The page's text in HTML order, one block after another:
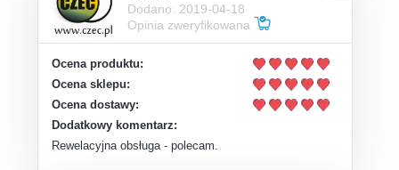
Dodano: 2019-04-18
Opinia zweryfikowana
Ocena produktu:
Ocena sklepu:
Ocena dostawy:
Dodatkowy komentarz:
Rewelacyjna obsługa - polecam.